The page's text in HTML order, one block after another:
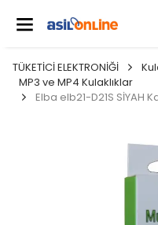
TÜKETİCİ ELEKTRONİĞİ
MP3 ve MP4 Kulaklıklar
Elba elb21-D21S SİYAH